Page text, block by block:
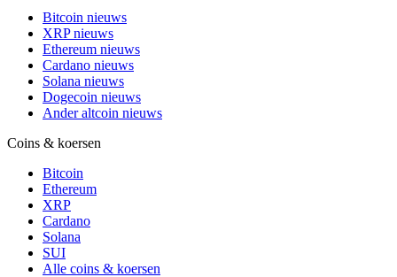
Bitcoin nieuws
XRP nieuws
Ethereum nieuws
Cardano nieuws
Solana nieuws
Dogecoin nieuws
Ander altcoin nieuws
Coins & koersen
Bitcoin
Ethereum
XRP
Cardano
Solana
SUI
Alle coins & koersen